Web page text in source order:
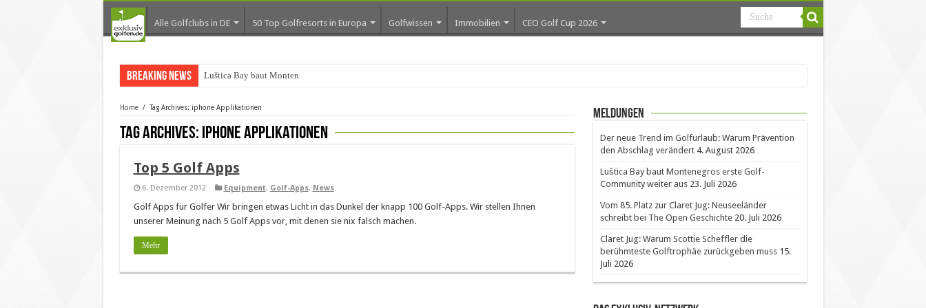
Alle Golfclubs in DE 50 Top Golfresorts in Europa Golfwissen Immobilien CEO Golf Cup 2026
Breaking News Luštica Bay baut Montenegros er
Home / Tag Archives: iphone Applikationen
Tag Archives: iphone Applikationen
Top 5 Golf Apps
6. Dezember 2012 Equipment, Golf-Apps, News
Golf Apps für Golfer Wir bringen etwas Licht in das Dunkel der knapp 100 Golf-Apps. Wir stellen Ihnen
unserer Meinung nach 5 Golf Apps vor, mit denen sie nix falsch machen.
Mehr
Meldungen
Der neue Trend im Golfurlaub: Warum Prävention
den Abschlag verändert 4. August 2026
Luštica Bay baut Montenegros erste Golf-
Community weiter aus 23. Juli 2026
Vom 85. Platz zur Claret Jug: Neuseeländer
schreibt bei The Open Geschichte 20. Juli 2026
Claret Jug: Warum Scottie Scheffler die
berühmteste Golftrophäe zurückgeben muss 15.
Juli 2026